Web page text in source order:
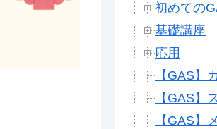
初めての
基礎講座
応用
【GAS】
【GAS】
【GAS】